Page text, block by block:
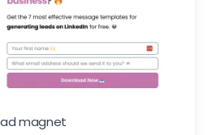
magnet